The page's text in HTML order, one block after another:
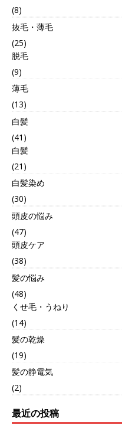
(8)
抜毛・薄毛
(25)
脱毛
(9)
薄毛
(13)
白髪
(41)
白髪
(21)
白髪染め
(30)
頭皮の悩み
(47)
頭皮ケア
(38)
髪の悩み
(48)
くせ毛・うねり
(14)
髪の乾燥
(19)
髪の静電気
(2)
最近の投稿